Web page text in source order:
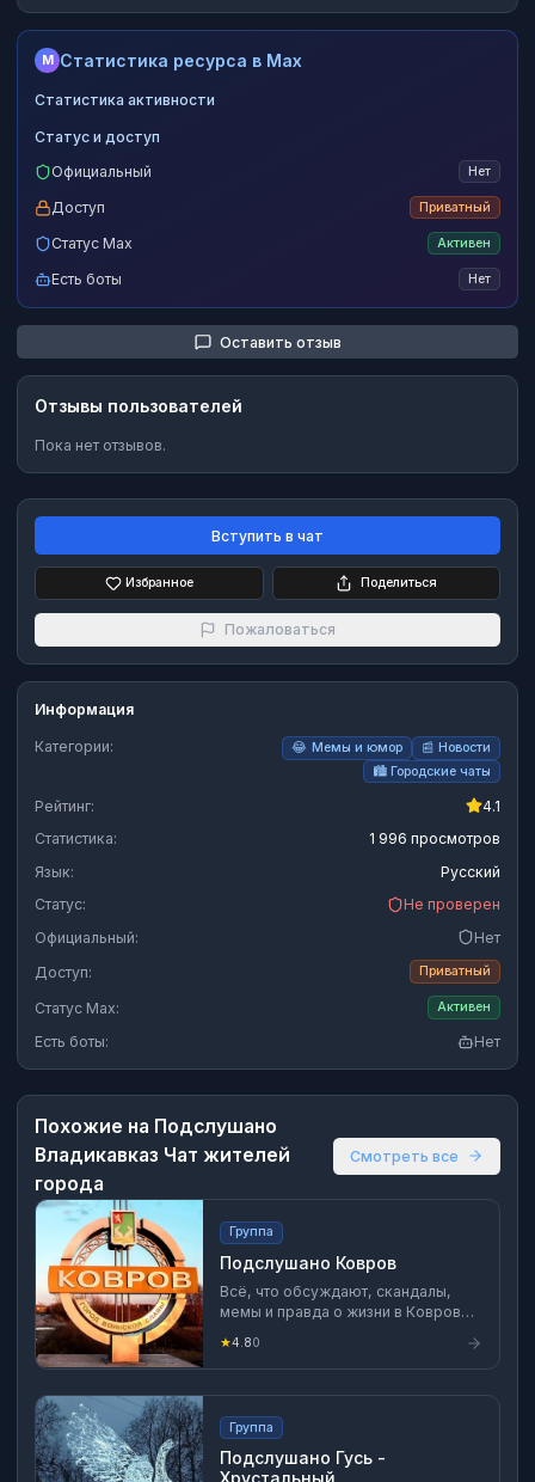
M Статистика ресурса в Max
Статистика активности
Статус и доступ
Официальный
Нет
Доступ Приватный
Статус Max Активен
Есть боты Нет
Оставить отзыв
Отзывы пользователей
Пока нет отзывов.
Вступить в чат
Избранное Поделиться
Пожаловаться
Информация
Категории: 😂 Мемы и юмор 📰 Новости
🏙️ Городские чаты
Рейтинг:
4.1
Статистика:
1 996 просмотров
Язык:
Русский
Статус:
Не проверен
Официальный:
Нет
Доступ:
Приватный
Статус Max: Активен
Есть боты: Нет
Похожие на Подслушано
Владикавказ Чат жителей
города
Смотреть все
Группа
Подслушано Ковров
Всё, что обсуждают, скандалы,
мемы и правда о жизни в Коврове
улиц, настроение города и то, о
чём говорят сегодня. Здесь
формируется повестка дня. Если ты
здесь живёшь — ты уже в теме.
Актуально. Локально. По делу.
Слушаем город.
★4.80
Группа
Подслушано Гусь -